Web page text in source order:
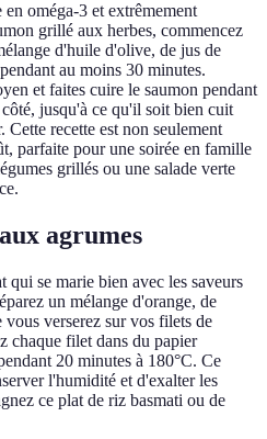
oméga-3 et extrêmement
grillé aux herbes, commencez
d'huile d'olive, de jus de
au moins 30 minutes.
et faites cuire le saumon pendant
jusqu'à ce qu'il soit bien cuit
recette est non seulement
parfaite pour une soirée en famille
grillés ou une salade verte
agrumes
qui se marie bien avec les saveurs
un mélange d'orange, de
verserez sur vos filets de
chaque filet dans du papier
20 minutes à 180°C. Ce
l'humidité et d'exalter les
ce plat de riz basmati ou de